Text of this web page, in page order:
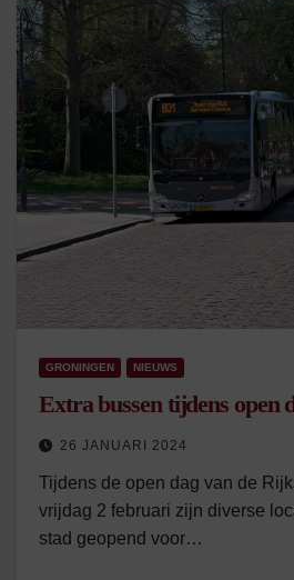
GRONINGEN NIEUWS
Extra bussen tijdens open
26 JANUARI 2024
Tijdens de open dag van de
vrijdag 2 februari zijn diverse
stad geopend voor…